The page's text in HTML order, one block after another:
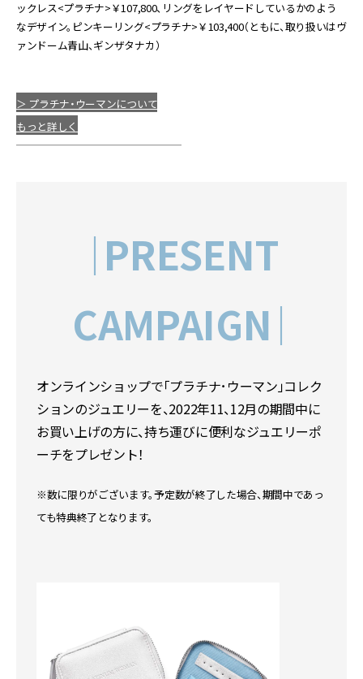
ックレス<プラチナ>￥107,800、リングをレイヤードしているかのよう
なデザイン。ピンキーリング<プラチナ>￥103,400（ともに、取り扱いはヴ
ァンドーム青山、ギンザタナカ）
＞ プラチナ・ウーマンについて
もっと詳しく
｜PRESENT
CAMPAIGN｜
オンラインショップで「プラチナ･ウーマン」コレク
ションのジュエリーを、2022年11、12月の期間中に
お買い上げの方に、持ち運びに便利なジュエリーポ
ーチをプレゼント！
※数に限りがございます。予定数が終了した場合、期間中であっ
ても特典終了となります。